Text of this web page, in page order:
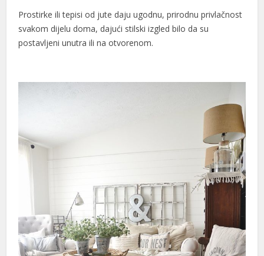
Prostirke ili tepisi od jute daju ugodnu, prirodnu privlačnost
svakom dijelu doma, dajući stilski izgled bilo da su
postavljeni unutra ili na otvorenom.